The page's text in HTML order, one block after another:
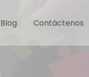
Blog Contáctenos